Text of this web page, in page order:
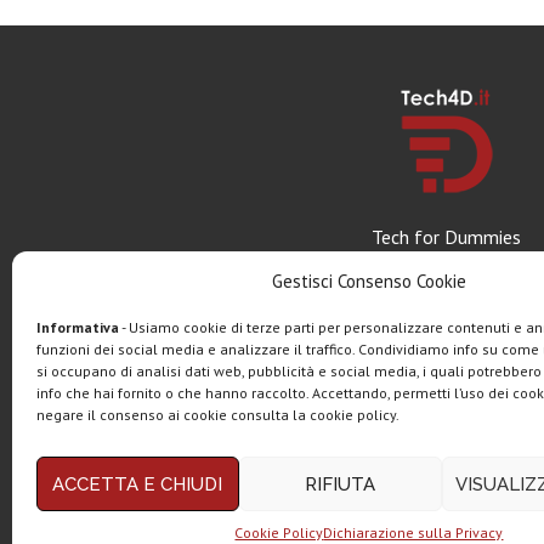
Gestisci Consenso Cookie
Informativa - Usiamo cookie di terze parti per personalizzare contenuti e
funzioni dei social media e analizzare il traffico. Condividiamo info su
si occupano di analisi dati web, pubblicità e social media, i quali
info che hai fornito o che hanno raccolto. Accettando, permetti l’uso dei
negare il consenso ai cookie consulta la cookie policy.
ACCETTA E CHIUDI RIFIUTA
Cookie PolicyDichiarazione sulla Privacy
Tech for Dummies
Copyright © 2025
Questo blog non rappresenta una testata giornalistica in
Tech4Dummies partecipa al Programma Affiliazione